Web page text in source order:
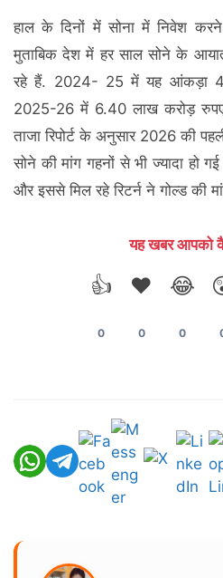
हाल के दिनों में सोना में निवेश
मुताबिक देश में हर साल सोने के
रहे हैं. 2024- 25 में यह आंकड़ा
2025-26 में 6.40 लाख करोड़ रुपए
ताजा रिपोर्ट के अनुसार 2026 की
सोने की मांग गहनों से भी ज्यादा हो
और इससे मिल रहे रिटर्न ने गोल्ड की
यह खबर आपको
👍
0
❤️
0
😂
0